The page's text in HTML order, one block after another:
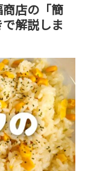
商店の「簡
解説しま